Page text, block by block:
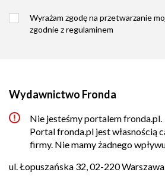
Wyrażam zgodę na przetwarzanie
zgodnie zregulaminem
Wydawnictwo Fronda
Nie jesteśmy portalem fronda.pl.
Portal fronda.pl jest własnością
firmy. Nie mamy żadnego
ul. Łopuszańska 32, 02-220 Warszawa